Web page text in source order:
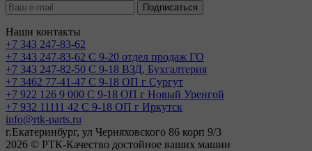
Наши контакты
+7 343 247-83-62
+7 343 247-83-62 С 9-20 отдел продаж ГО
+7 343 247-82-50 С 9-18 ВЗД, Бухгалтерия
+7 3462 77-41-47 С 9-18 ОП г Сургут
+7 922 126 9 000 С 9-18 ОП г Новый Уренгой
+7 932 11111 42 С 9-18 ОП г Иркутск
info@rtk-parts.ru
г.Екатеринбург, ул Черняховского 86 корп 9/3
2026 © РТК-Качество достойное ваших машин